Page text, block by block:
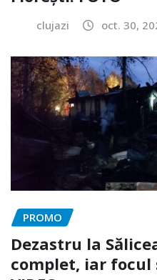
clujazi oct. 30,
PROMO
Dezastru la
complet, iar focul